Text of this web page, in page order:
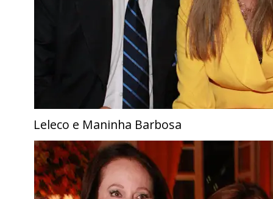
Leleco e Maninha Barbosa